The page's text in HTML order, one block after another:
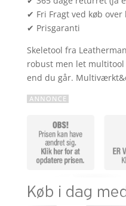
✔ Fri Fragt ved køb over
✔ Prisgaranti
Skeletool fra
robust men let
end du går.